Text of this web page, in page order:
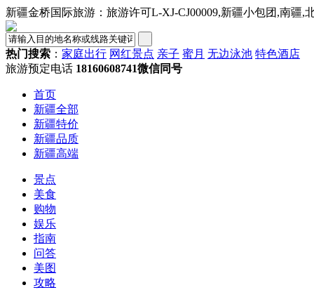
新疆金桥国际旅游：旅游许可L-XJ-CJ00009,新疆小包团,南疆,
热门搜索 ： 家庭出行 网红景点 亲子 蜜月 无边泳池 特色酒店
旅游预定电话 18160608741微信同号
首页
新疆全部
新疆特价
新疆品质
新疆高端
景点
美食
购物
娱乐
指南
问答
美图
攻略